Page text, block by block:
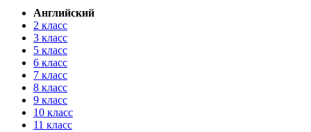
Английский
2 класс
3 класс
5 класс
6 класс
7 класс
8 класс
9 класс
10 класс
11 класс